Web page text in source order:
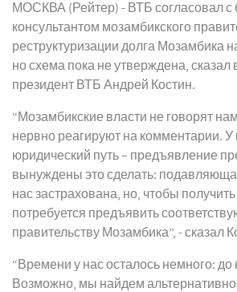
МОСКВА (Рейтер) - ВТБ согласовал с
консультантом мозамбикского
реструктуризации долга Мозамбика
но схема пока не утверждена,
президент ВТБ Андрей Костин.
“Мозамбикские власти не говорят
нервно реагируют на комментарии. У
юридический путь – предъявление
вынуждены это сделать:
нас застрахована, но, чтобы
потребуется предъявить
правительству Мозамбика”, - сказал
“Времени у нас осталось немного: до
Возможно, мы найдем